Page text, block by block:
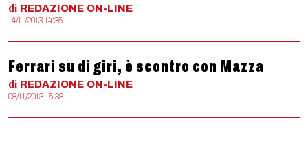
di REDAZIONE ON-LINE
14/11/2013 14:35
Ferrari su di giri, è scontro con Mazza
di REDAZIONE ON-LINE
08/11/2013 15:38